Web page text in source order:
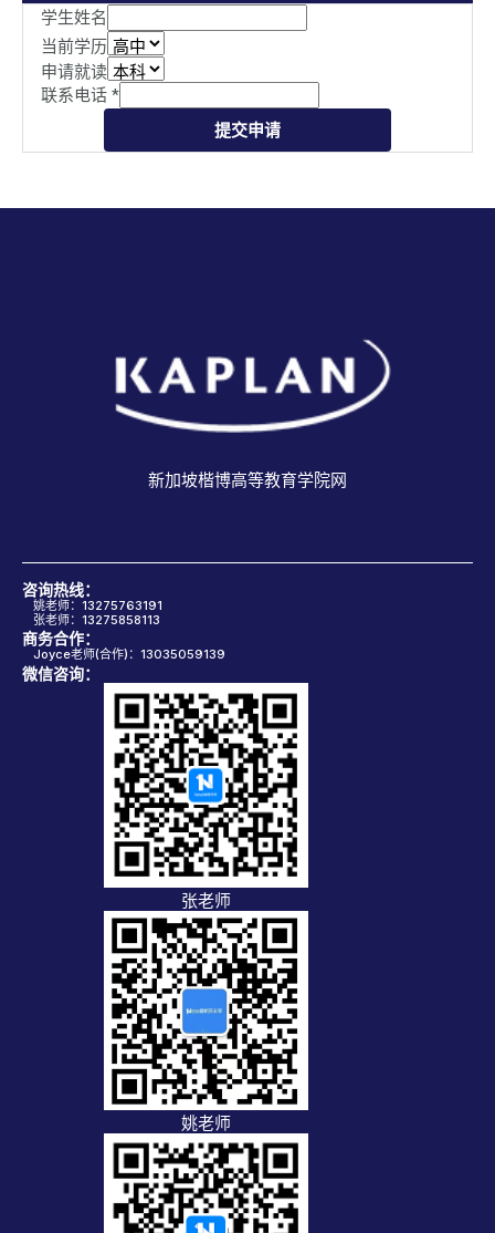
学生姓名
当前学历
申请就读
联系电话 *
提交申请
新加坡楷博高等教育学院网
咨询热线：
姚老师：13275763191
张老师：13275858113
商务合作：
Joyce老师(合作)：13035059139
微信咨询：
张老师
姚老师